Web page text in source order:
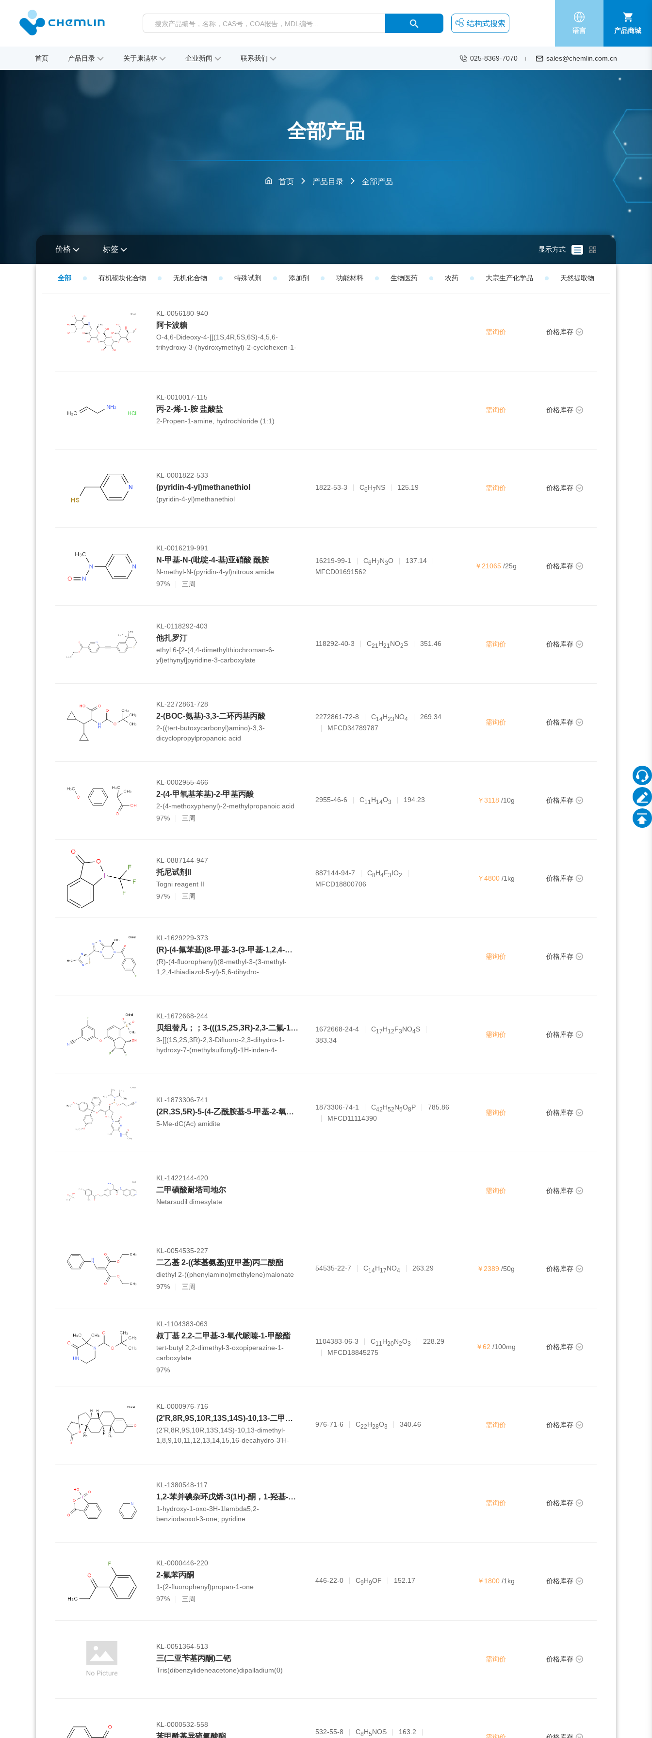
结构式搜索
语言 产品商城
首页 产品目录 关于康满林 企业新闻 联系我们 025-8369-7070 sales@chemlin.com.cn
全部产品
首页 产品目录 全部产品
价格 标签 显示方式
全部 有机砌块化合物 无机化合物 特殊试剂 添加剂 功能材料 生物医药 农药 大宗生产化学品 天然提取物
KL-0056180-940
阿卡波糖
O-4,6-Dideoxy-4-[[(1S,4R,5S,6S)-4,5,6-
trihydroxy-3-(hydroxymethyl)-2-cyclohexen-1-
需询价 价格库存
KL-0010017-115
丙-2-烯-1-胺 盐酸盐
2-Propen-1-amine, hydrochloride (1:1)
需询价 价格库存
KL-0001822-533
(pyridin-4-yl)methanethiol
(pyridin-4-yl)methanethiol
1822-53-3 C6H7NS 125.19 需询价 价格库存
KL-0016219-991
N-甲基-N-(吡啶-4-基)亚硝酸 酰胺
N-methyl-N-(pyridin-4-yl)nitrous amide
97%
三周
16219-99-1 C6H7N3O
137.14
MFCD01691562
￥21065 /25g 价格库存
KL-0118292-403
他扎罗汀
ethyl 6-[2-(4,4-dimethylthiochroman-6-
yl)ethynyl]pyridine-3-carboxylate
118292-40-3 C21 H21 NO2S 351.46 需询价 价格库存
KL-2272861-728
2-(BOC-氨基)-3,3-二环丙基丙酸
2-((tert-butoxycarbonyl)amino)-3,3-
dicyclopropylpropanoic acid
2272861-72-8 C1 4H23NO4
269.34
MFCD34789787
需询价 价格库存
KL-0002955-466
2-(4-甲氧基苯基)-2-甲基丙酸
2-(4-methoxyphenyl)-2-methylpropanoic acid
97%
三周
2955-46-6 C1 1 H1 4O3 194.23 ￥3118 /10g 价格库存
KL-0887144-947
托尼试剂II
Togni reagent II
97%
三周
887144-94-7 C8H4F3IO2
MFCD18800706
￥4800 /1kg 价格库存
KL-1629229-373
(R)-(4-氟苯基)(8-甲基-3-(3-甲基-1,2,4-噻二唑-5-基)-5,6-二氢-[1,2,4]三氮唑并[4,3-a]吡嗪-7(8H)-基)甲酮
(R)-(4-fluorophenyl)(8-methyl-3-(3-methyl-
1,2,4-thiadiazol-5-yl)-5,6-dihydro-
需询价 价格库存
KL-1672668-244
贝组替凡；；3-(((1S,2S,3R)-2,3-二氟-1-羟基-7-(甲基磺酰基)-2,3-二氢-1H-茚-4-氧基))-5-氟苯腈
3-[[(1S,2S,3R)-2,3-Difluoro-2,3-dihydro-1-
hydroxy-7-(methylsulfonyl)-1H-inden-4-
1672668-24-4 C1 7H1 2F3NO4S
383.34
需询价 价格库存
KL-1873306-741
(2R,3S,5R)-5-(4-乙酰胺基-5-甲基-2-氧代嘧啶-1(2H)-基)-2-((双(4-甲氧基苯基)(苯基)甲氧基)甲基)四氢呋喃-3-基 (2-氰基乙基) 二异丙基亚磷酰胺
5-Me-dC(Ac) amidite
1873306-74-1 C42H52N5O8P
785.86
MFCD11114390
需询价 价格库存
KL-1422144-420
二甲磺酸耐塔司地尔
Netarsudil dimesylate
需询价 价格库存
KL-0054535-227
二乙基 2-((苯基氨基)亚甲基)丙二酸酯
diethyl 2-((phenylamino)methylene)malonate
97%
三周
54535-22-7 C1 4H1 7NO4 263.29 ￥2389 /50g 价格库存
KL-1104383-063
叔丁基 2,2-二甲基-3-氧代哌嗪-1-甲酸酯
tert-butyl 2,2-dimethyl-3-oxopiperazine-1-
carboxylate
97%
1104383-06-3 C1 1 H20N2O3
228.29
MFCD18845275
￥62 /100mg 价格库存
KL-0000976-716
(2'R,8R,9S,10R,13S,14S)-10,13-二甲基-1,8,9,10,11,12,13,14,15,16-十氢-3'H-螺[环庚烷并[a]菲-17,2'-呋喃]-3,5'(2H,4'H)-二酮
(2'R,8R,9S,10R,13S,14S)-10,13-dimethyl-
1,8,9,10,11,12,13,14,15,16-decahydro-3'H-
976-71-6 C22H28O3 340.46 需询价 价格库存
KL-1380548-117
1,2-苯并碘杂环戊烯-3(1H)-酮，1-羟基-，1-氧化物，与吡啶的化合物
1-hydroxy-1-oxo-3H-1lambda5,2-
benziodaoxol-3-one; pyridine
需询价 价格库存
KL-0000446-220
2-氟苯丙酮
1-(2-fluorophenyl)propan-1-one
97%
三周
446-22-0 C9H9OF 152.17 ￥1800 /1kg 价格库存
KL-0051364-513
三(二亚苄基丙酮)二钯
Tris(dibenzylideneacetone)dipalladium(0)
需询价 价格库存
KL-0000532-558
苯甲酰基异硫氰酸酯
532-55-8 C8H5NOS 163.2